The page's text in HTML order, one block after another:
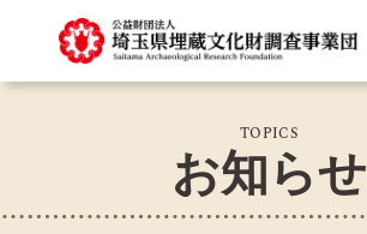
TOPICS
お知らせ